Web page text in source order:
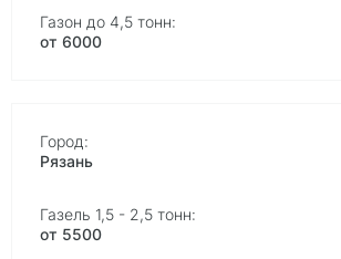
от 6000
Рязань
от 5500